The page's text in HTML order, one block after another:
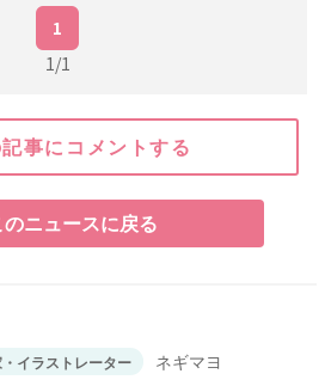
1
1/1
事にコメントする
のニュースに戻る
イラストレーター ネギマヨ